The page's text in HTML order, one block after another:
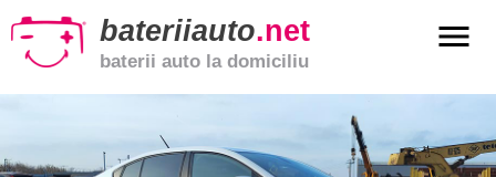
bateriiauto.net
baterii auto la domiciliu
menu